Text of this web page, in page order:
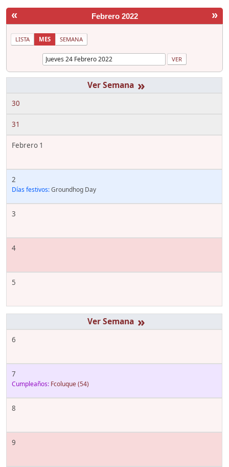
« »
Febrero 2022
LISTA MES SEMANA
»
30
31
Febrero 1
2
Días festivos:Groundhog Day
3
4
5
»
6
7
Cumpleaños: Fcoluque(54)
8
9